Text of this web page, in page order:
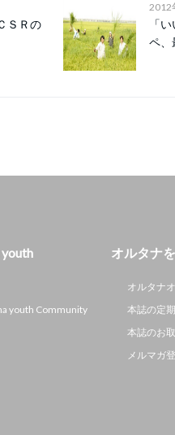
ＳＲの
2012
「
ペ、
youth Community
オルタナ
オルタナ
本誌の定
本誌のお
メルマガ